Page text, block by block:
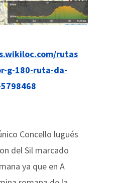
rutas
g-180-ruta-da-
Concello lugués
del Sil marcado
ya que en A